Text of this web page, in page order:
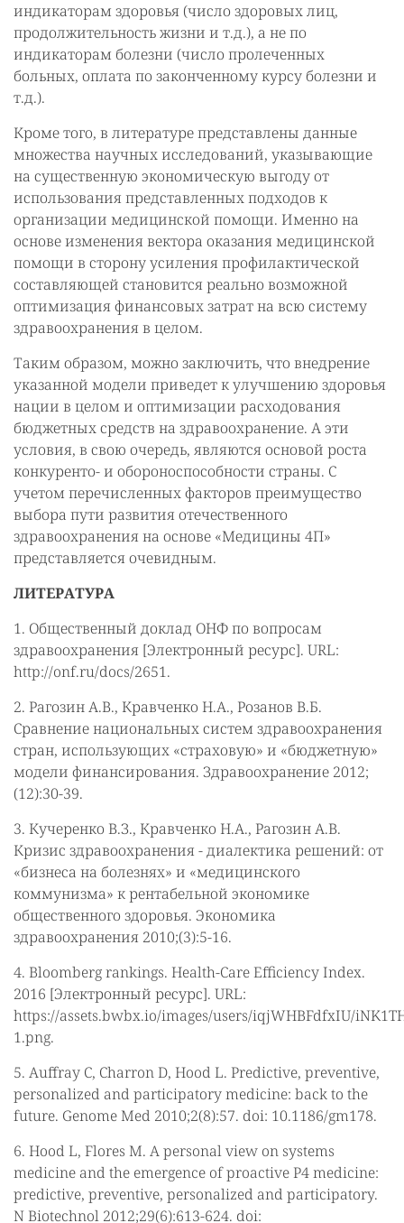
индикаторам здоровья (число здоровых лиц,
продолжительность жизни и т.д.), а не по
индикаторам болезни (число пролеченных
больных, оплата по законченному курсу болезни и
т.д.).
Кроме того, в литературе представлены данные
множества научных исследований, указывающие
на существенную экономическую выгоду от
использования представленных подходов к
организации медицинской помощи. Именно на
основе изменения вектора оказания медицинской
помощи в сторону усиления профилактической
составляющей становится реально возможной
оптимизация финансовых затрат на всю систему
здравоохранения в целом.
Таким образом, можно заключить, что внедрение
указанной модели приведет к улучшению здоровья
нации в целом и оптимизации расходования
бюджетных средств на здравоохранение. А эти
условия, в свою очередь, являются основой роста
конкуренто- и обороноспособности страны. С
учетом перечисленных факторов преимущество
выбора пути развития отечественного
здравоохранения на основе «Медицины 4П»
представляется очевидным.
ЛИТЕРАТУРА
1. Общественный доклад ОНФ по вопросам
здравоохранения [Электронный ресурс]. URL:
http://onf.ru/docs/2651.
2. Рагозин А.В., Кравченко Н.А., Розанов В.Б.
Сравнение национальных систем здравоохранения
стран, использующих «страховую» и «бюджетную»
модели финансирования. Здравоохранение 2012;
(12):30-39.
3. Кучеренко В.З., Кравченко Н.А., Рагозин А.В.
Кризис здравоохранения - диалектика решений: от
«бизнеса на болезнях» и «медицинского
коммунизма» к рентабельной экономике
общественного здоровья. Экономика
здравоохранения 2010;(3):5-16.
4. Bloomberg rankings. Health-Care Efficiency Index.
2016 [Электронный ресурс]. URL:
https://assets.bwbx.io/images/users/iqjWHBFdfxIU/
1.png.
5. Auffray C, Charron D, Hood L. Predictive, preventive,
personalized and participatory medicine: back to the
future. Genome Med 2010;2(8):57. doi: 10.1186/gm178.
6. Hood L, Flores M. A personal view on systems
medicine and the emergence of proactive P4 medicine:
predictive, preventive, personalized and participatory.
N Biotechnol 2012;29(6):613-624. doi: